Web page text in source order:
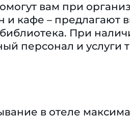
вам при
и кафе – предлагают
При
персонал и услуги
в отеле